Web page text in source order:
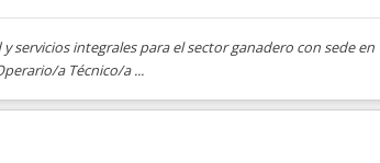
servicios integrales para el sector ganadero con sede en
a Técnico/a ...